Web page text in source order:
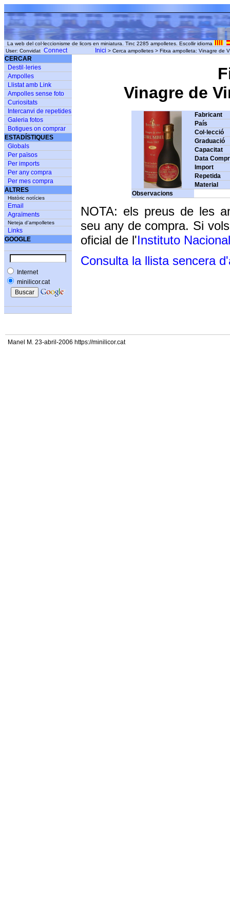
La web del col·leccionisme de licors en miniatura. Tinc 2285 ampolletes. Escollir idioma
User: Convidat Connect Inici > Cerca ampolletes > Fitxa ampolleta: Vinagre de
CERCAR
Destil·leries
Ampolles
Llistat amb Link
Ampolles sense foto
Curiositats
Intercanvi de repetides
Galeria fotos
Botigues on comprar
ESTADÍSTIQUES
Globals
Per països
Per imports
Per any compra
Per mes compra
ALTRES
Històric notícies
Email
Agraïments
Neteja d'ampolletes
Links
GOOGLE
Internet
minilicor.cat
Vinagre de
Fabricant
País
Col·lecció
Graduació
Capacitat
Data
Import
Repetida
Material
Observacions
NOTA: els preus de les
seu any de compra. Si
oficial de l'Instituto
Consulta la llista sencera
Manel M. 23-abril-2006 https://minilicor.cat